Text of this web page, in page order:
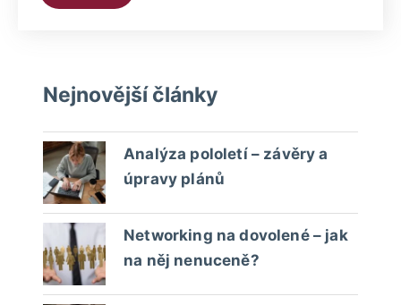
Nejnovější články
Analýza pololetí – závěry a
úpravy plánů
Networking na dovolené – jak
na něj nenuceně?